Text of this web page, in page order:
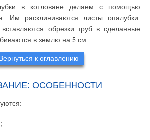
в котловане делаем с помощью
Им расклиниваются листы опалубки.
обрезки труб в сделанные
в землю на 5 см.
Вернуться к оглавлению
ОСОБЕННОСТИ